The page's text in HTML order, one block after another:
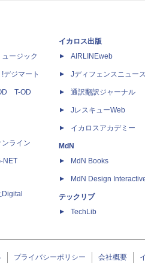
ージック
デジマート
T-OD
ライン
NET
イカロス出版
AIRLINEweb
Jディフェンスニュー
通訳翻訳ジャーナル
JレスキューWeb
イカロスアカデミー
MdN
MdN Books
MdN Design
テックリブ
TechLib
プライバシーポリシー 会社概要